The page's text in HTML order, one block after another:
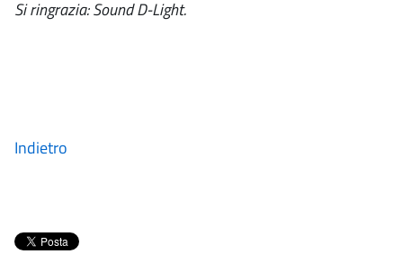
Si ringrazia: Sound D-Light.
Indietro